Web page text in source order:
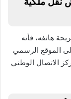
هاتفه، فأنه
الموقع الرسمي
الاتصال الوطني